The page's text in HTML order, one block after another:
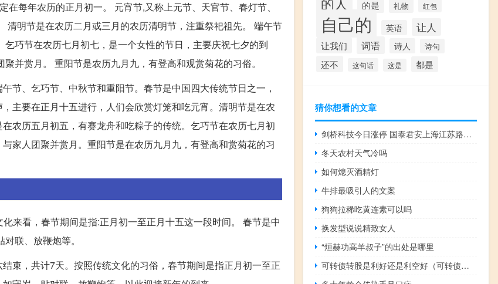
每年农历的正月初一。 元宵节,又称上元节、天官节、春灯节、
明节是在农历二月或三月的农历清明节，注重祭祀祖先。 端午节
巧节在农历七月初七，是一个女性的节日，主要庆祝七夕的到
并赏月。 重阳节是农历九月九，有登高和观赏菊花的习俗。
节、乞巧节、中秋节和重阳节。春节是中国四大传统节日之一，
主要在正月十五进行，人们会欣赏灯笼和吃元宵。清明节是在农
农历五月初五，有赛龙舟和吃粽子的传统。乞巧节在农历七月初
家人团聚并赏月。重阳节是在农历九月九，有登高和赏菊花的习
来看，春节期间是指:正月初一至正月十五这一段时间。 春节是中
联、放鞭炮等。
束，共计7天。按照传统文化的习俗，春节期间是指正月初一至正
的是 礼物 红包
自己的 英语 让人
让我们 词语 诗人 诗句
还不 这句话 这是 都是
猜你想看的文章
剑桥科技今日涨停 国泰君安上海江苏路净买入1.59亿元
冬天农村天气冷吗
如何熄灭酒精灯
牛排最吸引人的文案
狗狗拉稀吃黄连素可以吗
换发型说说精致女人
“烜赫功高羊叔子”的出处是哪里
可转债转股是利好还是利空好（可转债转股是利好还是利空）